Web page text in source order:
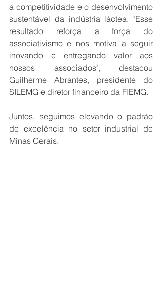
a competitividade e o desenvolvimento
sustentável da indústria láctea. "Esse
resultado reforça a força do
associativismo e nos motiva a seguir
inovando e entregando valor aos
nossos associados", destacou
Guilherme Abrantes, presidente do
SILEMG e diretor financeiro da FIEMG.
Juntos, seguimos elevando o padrão
de excelência no setor industrial de
Minas Gerais.